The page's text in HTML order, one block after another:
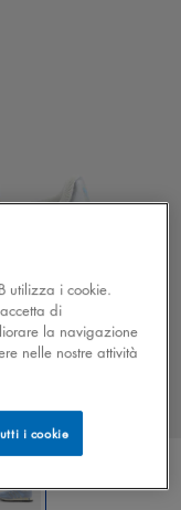
utilizza i cookie.
di
la navigazione
nelle nostre attività
i cookie